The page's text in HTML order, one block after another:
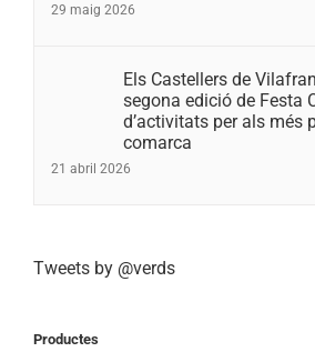
29 maig 2026
Els Castellers de
segona edició de Festa
d’activitats per als més
comarca
21 abril 2026
Tweets by @verds
Productes